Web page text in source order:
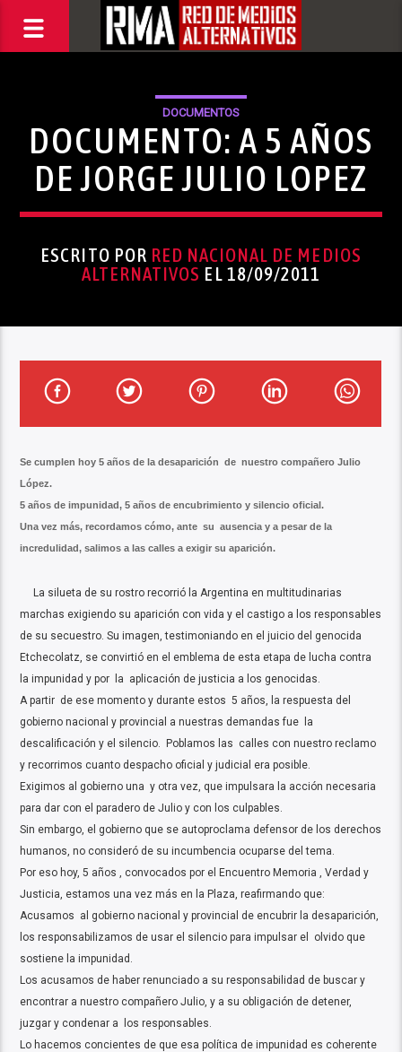
DOCUMENTOS
DOCUMENTO: A 5 AÑOS
DE JORGE JULIO LOPEZ
ESCRITO POR RED NACIONAL DE MEDIOS
ALTERNATIVOS EL 18/09/2011
Se cumplen hoy 5 años de la desaparición de nuestro compañero Julio
López.
5 años de impunidad, 5 años de encubrimiento y silencio oficial.
Una vez más, recordamos cómo, ante su ausencia y a pesar de la
incredulidad, salimos a las calles a exigir su aparición.
La silueta de su rostro recorrió la Argentina en multitudinarias
marchas exigiendo su aparición con vida y el castigo a los responsables
de su secuestro. Su imagen, testimoniando en el juicio del genocida
Etchecolatz, se convirtió en el emblema de esta etapa de lucha contra
la impunidad y por la aplicación de justicia a los genocidas.
A partir de ese momento y durante estos 5 años, la respuesta del
gobierno nacional y provincial a nuestras demandas fue la
descalificación y el silencio. Poblamos las calles con nuestro reclamo
y recorrimos cuanto despacho oficial y judicial era posible.
Exigimos al gobierno una y otra vez, que impulsara la acción necesaria
para dar con el paradero de Julio y con los culpables.
Sin embargo, el gobierno que se autoproclama defensor de los derechos
humanos, no consideró de su incumbencia ocuparse del tema.
Por eso hoy, 5 años , convocados por el Encuentro Memoria , Verdad y
Justicia, estamos una vez más en la Plaza, reafirmando que:
Acusamos al gobierno nacional y provincial de encubrir la desaparición,
los responsabilizamos de usar el silencio para impulsar el olvido que
sostiene la impunidad.
Los acusamos de haber renunciado a su responsabilidad de buscar y
encontrar a nuestro compañero Julio, y a su obligación de detener,
juzgar y condenar a los responsables.
Lo hacemos concientes de que esa política de impunidad es coherente